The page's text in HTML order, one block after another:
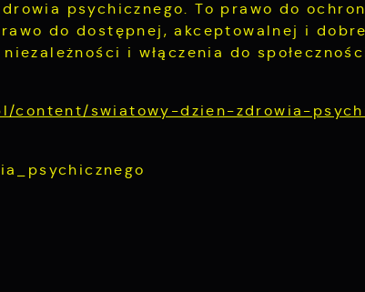
psychicznego. To prawo do
do dostępnej, akceptowalnej i
i włączenia do
content/swiatowy-dzien-zdrowia-